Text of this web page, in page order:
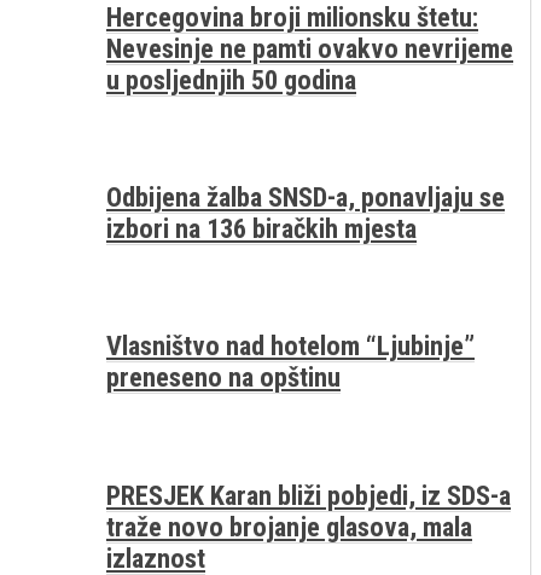
Hercegovina broji milionsku štetu:
Nevesinje ne pamti ovakvo nevrijeme
u posljednjih 50 godina
Odbijena žalba SNSD-a, ponavljaju se
izbori na 136 biračkih mjesta
Vlasništvo nad hotelom “Ljubinje”
preneseno na opštinu
PRESJEK Karan bliži pobjedi, iz SDS-a
traže novo brojanje glasova, mala
izlaznost